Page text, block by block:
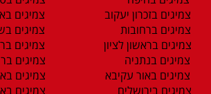
צמיגים בזכרון יעקוב
צמיגים ברחובות
צמיגים בראשון לציון
צמיגים בנתניה
צמיגים באור עקיבא
צמיגים בירושלים
צמיגים
צמיגים
צמיגים
צמיגים
צמיגים
צמיגים